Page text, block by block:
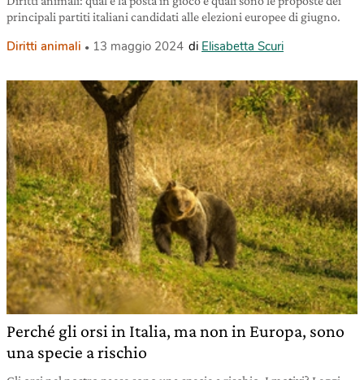
principali partiti italiani candidati alle elezioni europee di giugno.
Diritti animali 13 maggio 2024 di Elisabetta Scuri
Perché gli orsi in Italia, ma non in Europa, sono
una specie a rischio